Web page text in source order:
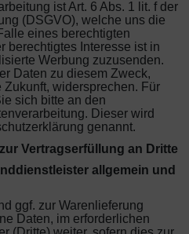
ist Art. 6 Abs. 1 lit. f der
(DSGVO), welche uns die
eines berechtigten
berechtigtes Interesse ist in
Werbung zuzusenden.
Daten zu diesem Zweck,
widersprechen. Für
sich bitte an den
Dieser wird
genannt.
Vertragserfüllung an Dritte
allgemein und
ggf. zur Warenlieferung
Daten, im erforderlichen